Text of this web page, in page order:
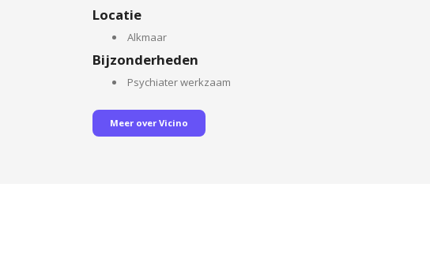
Locatie
Alkmaar
Bijzonderheden
Psychiater werkzaam
Meer over Vicino